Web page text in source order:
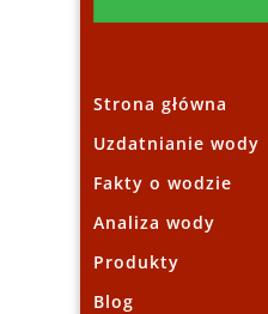
Strona główna
Uzdatnianie wody
Fakty o wodzie
Analiza wody
Produkty
Blog